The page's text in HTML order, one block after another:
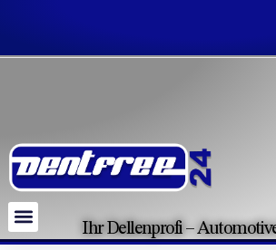
Ihr Dellenprofi –